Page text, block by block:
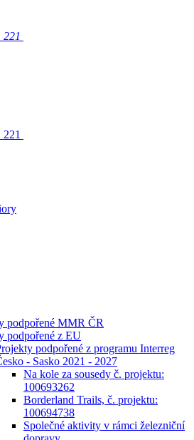
podpořené MMR ČR
podpořené z EU
podpořené z programu Interreg
- Sasko 2021 - 2027
Na kole za sousedy č. projektu:
100693262
Borderland Trails, č. projektu:
100694738
Společné aktivity v rámci železniční